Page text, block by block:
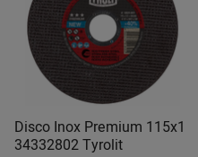
Disco Inox Premium 115x1
34332802 Tyrolit